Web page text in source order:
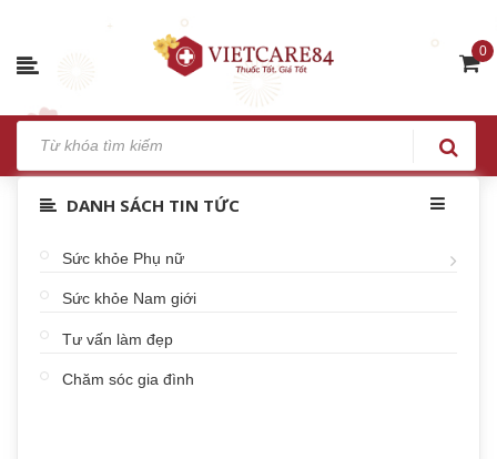
0
DANH SÁCH TIN TỨC
Sức khỏe Phụ nữ
Sức khỏe Nam giới
Tư vấn làm đẹp
Chăm sóc gia đình